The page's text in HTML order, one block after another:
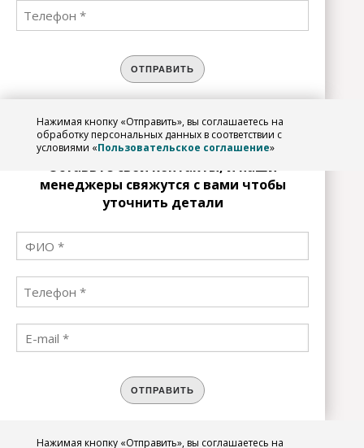
ОТПРАВИТЬ
Нажимая кнопку «Отправить», вы соглашаетесь на
обработку персональных данных в соответствии с
условиями «Пользовательское соглашение»
ЗАРЕГИСТРИРОВАТЬСЯ
Оставьте свои контакты, и наши
менеджеры свяжутся с вами чтобы
уточнить детали
ОТПРАВИТЬ
Нажимая кнопку «Отправить», вы соглашаетесь на